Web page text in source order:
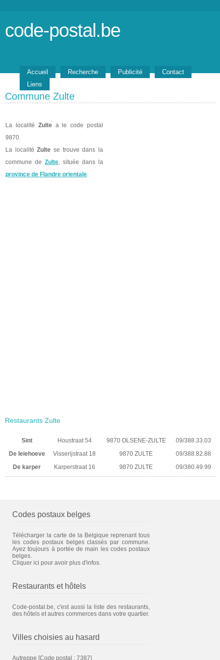
code-postal.be
Accueil Recherche Publicité
Contact
Liens
Commune Zulte
La localité Zultea le code postal
9870.
La localitéZulte se trouve dans la
commune de Zulte, située dans la
province de Flandre orientale.
Restaurants Zulte
Sint Houstraat 54 9870 OLSENE-ZULTE
09/388.33.03
De leiehoeve
Visserijstraat 18 9870 ZULTE
09/388.82.88
De karper
Karperstraat 16 9870 ZULTE 09/380.49.99
Codes postaux belges
Télécharger la carte de la Belgique reprenant tous
les codes postaux belges classés par commune.
Ayez toujours à portée de main les codes postaux
belges.
Cliquer ici pour avoir plus d'infos.
Restaurants et hôtels
Code-postal.be, c'est aussi la liste des restaurants,
des hôtels et autres commerces dans votre quartier.
Villes choisies au hasard
Autreppe [Code postal : 7387]